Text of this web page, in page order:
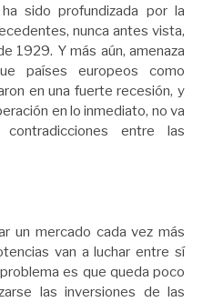
sido profundizada por la
nunca antes vista,
1929. Y más aún, amenaza
países europeos como
en una fuerte recesión, y
en lo inmediato, no va
entre las
un mercado cada vez más
van a luchar entre sí
es que queda poco
las inversiones de las